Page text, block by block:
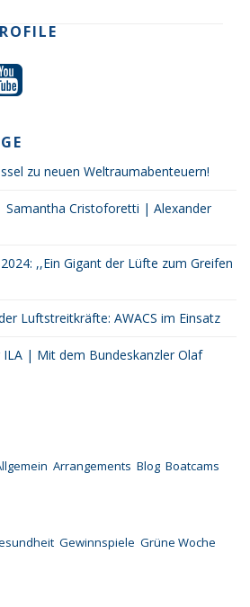
zu neuen Weltraumabenteuern!
Samantha Cristoforetti | Alexander
,,Ein Gigant der Lüfte zum Greifen
Luftstreitkräfte: AWACS im Einsatz
ILA | Mit dem Bundeskanzler Olaf
Arrangements Blog Boatcams
Gewinnspiele Grüne Woche